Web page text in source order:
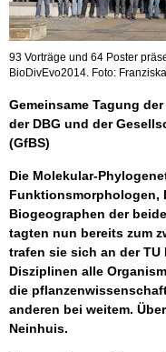
93 Vorträge und 64 Poster
BioDivEvo2014. Foto:
Gemeinsame Tagung
der DBG und der
(GfBS)
Die Molekular-
Funktionsmorphologen,
Biogeographen der
tagten nun bereits zum
trafen sie sich an der TU
Disziplinen alle
die
anderen bei weitem.
Neinhuis.